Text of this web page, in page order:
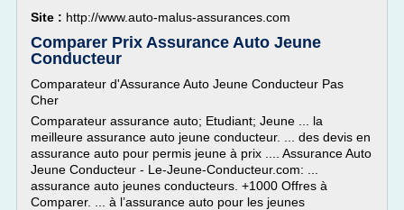
Site : http://www.auto-malus-assurances.com
Comparer Prix Assurance Auto Jeune
Conducteur
Comparateur d'Assurance Auto Jeune Conducteur Pas
Cher
Comparateur assurance auto; Etudiant; Jeune ... la
meilleure assurance auto jeune conducteur. ... des devis en
assurance auto pour permis jeune à prix .... Assurance Auto
Jeune Conducteur - Le-Jeune-Conducteur.com: ...
assurance auto jeunes conducteurs. +1000 Offres à
Comparer. ... à l’assurance auto pour les jeunes